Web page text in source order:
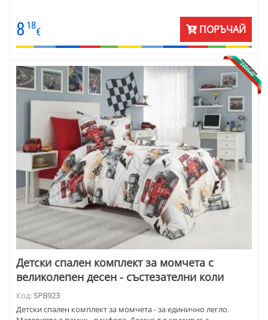
8 18
€ ПОРЪЧАЙ
Детски спален комплект за момчета с
великолепен десен - състезателни коли
Код:SPB923
Детски спален комплект за момчета - за единично легло.